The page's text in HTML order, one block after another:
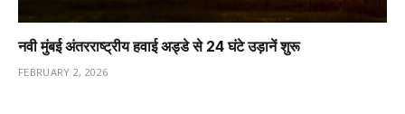
नवी मुंबई अंतरराष्ट्रीय हवाई अड्डे से 24 घंटे उड़ानें शुरू
FEBRUARY 2, 2026